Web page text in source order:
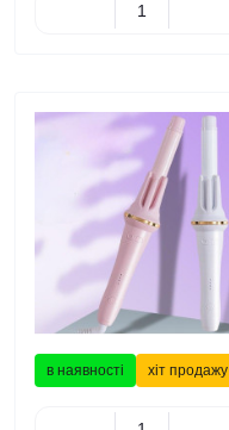
в наявності хіт продажу